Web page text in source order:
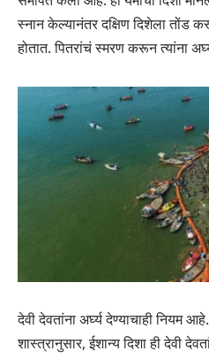
स्नान केल्यानंतर दक्षिण दिशेला तोंड
होतात. पितरांचं स्मरण करून त्यांना
देवी देवतांना अर्घ्य देण्याचाही नियम
शास्त्रानुसार, ईशान्य दिशा ही देवी